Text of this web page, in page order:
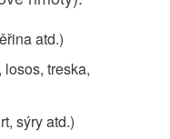
atd.)
losos, treska,
sýry atd.)